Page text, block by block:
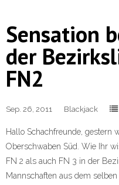
Sensation
der
FN2
Sep. 26, 2011 Blackjack
Hallo Schachfreunde, gestern
Oberschwaben Süd. Wie Ihr
FN 2 als auch FN 3 in der
Mannschaften aus dem